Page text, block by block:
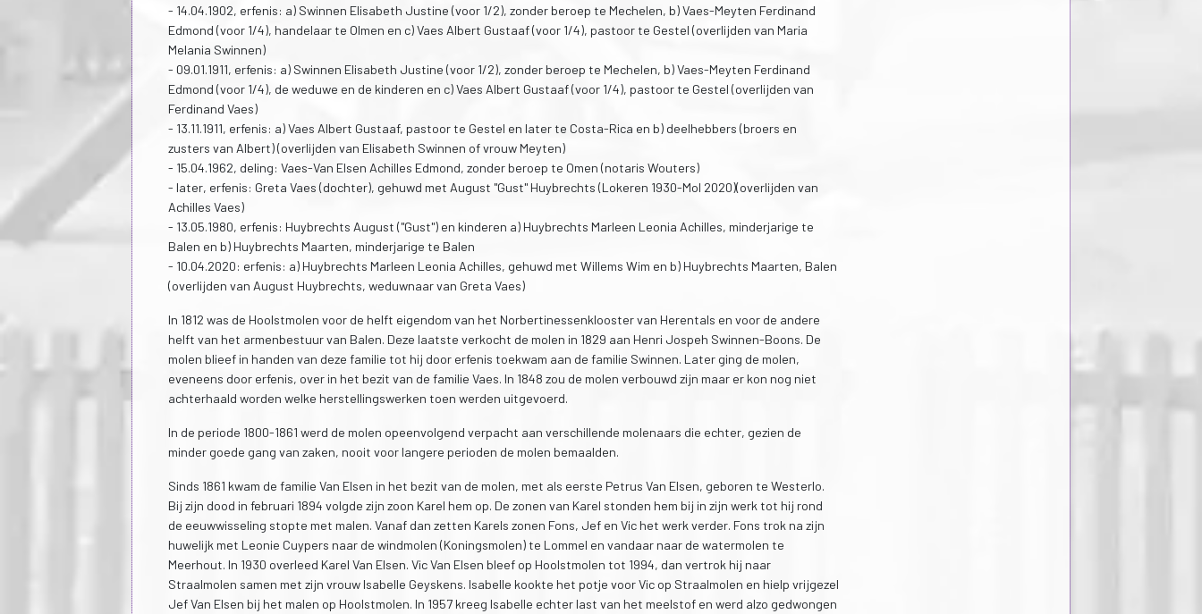
- 14.04.1902, erfenis: a) Swinnen Elisabeth Justine (voor 1/2), zonder beroep te Mechelen, b) Vaes-Meyten Ferdinand
Edmond (voor 1/4), handelaar te Olmen en c) Vaes Albert Gustaaf (voor 1/4), pastoor te Gestel (overlijden van Maria
Melania Swinnen)
- 09.01.1911, erfenis: a) Swinnen Elisabeth Justine (voor 1/2), zonder beroep te Mechelen, b) Vaes-Meyten Ferdinand
Edmond (voor 1/4), de weduwe en de kinderen en c) Vaes Albert Gustaaf (voor 1/4), pastoor te Gestel (overlijden van
Ferdinand Vaes)
- 13.11.1911, erfenis: a) Vaes Albert Gustaaf, pastoor te Gestel en later te Costa-Rica en b) deelhebbers (broers en
zusters van Albert) (overlijden van Elisabeth Swinnen of vrouw Meyten)
- 15.04.1962, deling: Vaes-Van Elsen Achilles Edmond, zonder beroep te Omen (notaris Wouters)
- later, erfenis: Greta Vaes (dochter), gehuwd met August "Gust" Huybrechts (Lokeren 1930-Mol 2020)(overlijden van
Achilles Vaes)
- 13.05.1980, erfenis: Huybrechts August ("Gust") en kinderen a) Huybrechts Marleen Leonia Achilles, minderjarige te
Balen en b) Huybrechts Maarten, minderjarige te Balen
- 10.04.2020: erfenis: a) Huybrechts Marleen Leonia Achilles, gehuwd met Willems Wim en b) Huybrechts Maarten, Balen
(overlijden van August Huybrechts, weduwnaar van Greta Vaes)
In 1812 was de Hoolstmolen voor de helft eigendom van het Norbertinessenklooster van Herentals en voor de andere
helft van het armenbestuur van Balen. Deze laatste verkocht de molen in 1829 aan Henri Jospeh Swinnen-Boons. De
molen blieef in handen van deze familie tot hij door erfenis toekwam aan de familie Swinnen. Later ging de molen,
eveneens door erfenis, over in het bezit van de familie Vaes. In 1848 zou de molen verbouwd zijn maar er kon nog niet
achterhaald worden welke herstellingswerken toen werden uitgevoerd.
In de periode 1800-1861 werd de molen opeenvolgend verpacht aan verschillende molenaars die echter, gezien de
minder goede gang van zaken, nooit voor langere perioden de molen bemaalden.
Sinds 1861 kwam de familie Van Elsen in het bezit van de molen, met als eerste Petrus Van Elsen, geboren te Westerlo.
Bij zijn dood in februari 1894 volgde zijn zoon Karel hem op. De zonen van Karel stonden hem bij in zijn werk tot hij rond
de eeuwwisseling stopte met malen. Vanaf dan zetten Karels zonen Fons, Jef en Vic het werk verder. Fons trok na zijn
huwelijk met Leonie Cuypers naar de windmolen (Koningsmolen) te Lommel en vandaar naar de watermolen te
Meerhout. In 1930 overleed Karel Van Elsen. Vic Van Elsen bleef op Hoolstmolen tot 1994, dan vertrok hij naar
Straalmolen samen met zijn vrouw Isabelle Geyskens. Isabelle kookte het potje voor Vic op Straalmolen en hielp vrijgezel
Jef Van Elsen bij het malen op Hoolstmolen. In 1957 kreeg Isabelle echter last van het meelstof en werd alzo gedwongen